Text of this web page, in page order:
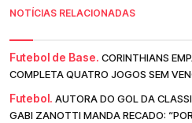
NOTÍCIAS RELACIONADAS
Futebol de Base. CORINTHIANS
COMPLETA QUATRO JOGOS SEM
Futebol. AUTORA DO GOL DA
GABI ZANOTTI MANDA RECADO: